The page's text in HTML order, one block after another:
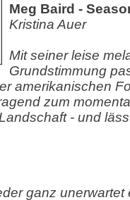
Meg Baird -
Kristina Auer
Mit seiner leise
Grundstimmung
amerikanischen
zum
- und
ganz unerwartet